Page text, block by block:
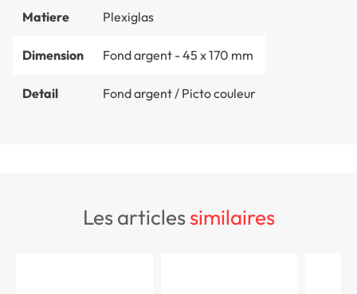
Matiere Plexiglas
Dimension Fond argent - 45 x 170 mm
Detail Fond argent / Picto couleur
les articlessimilaires